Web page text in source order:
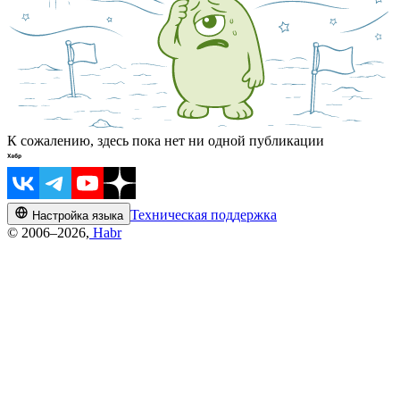
К сожалению, здесь пока нет ни одной публикации
Настройка языка Техническая поддержка
© 2006–2026, Habr